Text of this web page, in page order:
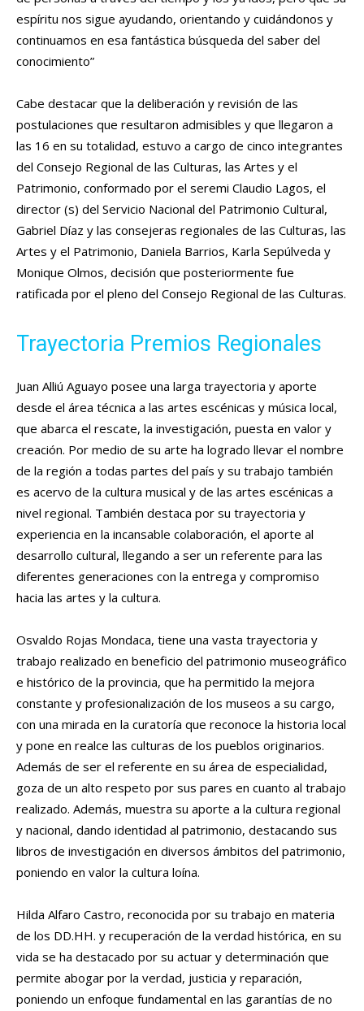
espíritu nos sigue ayudando, orientando y cuidándonos y
continuamos en esa fantástica búsqueda del saber del
conocimiento”
Cabe destacar que la deliberación y revisión de las
postulaciones que resultaron admisibles y que llegaron a
las 16 en su totalidad, estuvo a cargo de cinco integrantes
del Consejo Regional de las Culturas, las Artes y el
Patrimonio, conformado por el seremi Claudio Lagos, el
director (s) del Servicio Nacional del Patrimonio Cultural,
Gabriel Díaz y las consejeras regionales de las Culturas, las
Artes y el Patrimonio, Daniela Barrios, Karla Sepúlveda y
Monique Olmos, decisión que posteriormente fue
ratificada por el pleno del Consejo Regional de las Culturas.
Trayectoria Premios Regionales
Juan Alliú Aguayo posee una larga trayectoria y aporte
desde el área técnica a las artes escénicas y música local,
que abarca el rescate, la investigación, puesta en valor y
creación. Por medio de su arte ha logrado llevar el nombre
de la región a todas partes del país y su trabajo también
es acervo de la cultura musical y de las artes escénicas a
nivel regional. También destaca por su trayectoria y
experiencia en la incansable colaboración, el aporte al
desarrollo cultural, llegando a ser un referente para las
diferentes generaciones con la entrega y compromiso
hacia las artes y la cultura.
Osvaldo Rojas Mondaca, tiene una vasta trayectoria y
trabajo realizado en beneficio del patrimonio museográfico
e histórico de la provincia, que ha permitido la mejora
constante y profesionalización de los museos a su cargo,
con una mirada en la curatoría que reconoce la historia local
y pone en realce las culturas de los pueblos originarios.
Además de ser el referente en su área de especialidad,
goza de un alto respeto por sus pares en cuanto al trabajo
realizado. Además, muestra su aporte a la cultura regional
y nacional, dando identidad al patrimonio, destacando sus
libros de investigación en diversos ámbitos del patrimonio,
poniendo en valor la cultura loína.
Hilda Alfaro Castro, reconocida por su trabajo en materia
de los DD.HH. y recuperación de la verdad histórica, en su
vida se ha destacado por su actuar y determinación que
permite abogar por la verdad, justicia y reparación,
poniendo un enfoque fundamental en las garantías de no